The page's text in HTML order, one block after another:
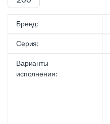
Бренд:
Серия:
Варианты
исполнения: